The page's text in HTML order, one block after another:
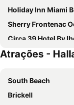
Holiday Inn Miami Beach-
Sherry Frontenac
Circa 39 Hotel By
Cadillac Hotel & Beach Club,
MB Hotel, Trademark Collection
Hotel Trouvail
Atrações -
South Beach
Brickell